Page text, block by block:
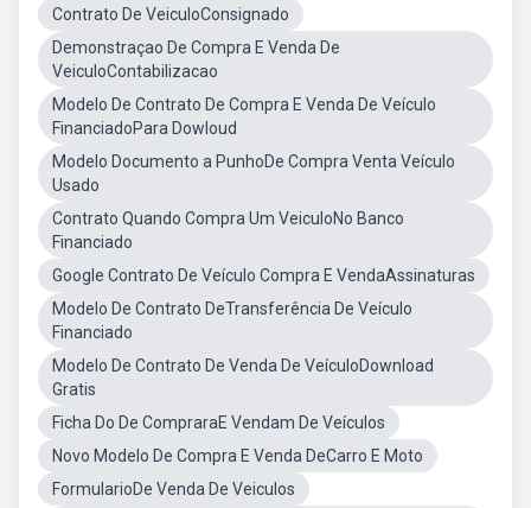
Contrato De VeiculoConsignado
Demonstraçao De Compra E Venda De
VeiculoContabilizacao
Modelo De Contrato De Compra E Venda De Veículo
FinanciadoPara Dowloud
Modelo Documento a PunhoDe Compra Venta Veículo
Usado
Contrato Quando Compra Um VeiculoNo Banco
Financiado
Google Contrato De Veículo Compra E VendaAssinaturas
Modelo De Contrato DeTransferência De Veículo
Financiado
Modelo De Contrato De Venda De VeículoDownload
Gratis
Ficha Do De CompraraE Vendam De Veículos
Novo Modelo De Compra E Venda DeCarro E Moto
FormularioDe Venda De Veiculos